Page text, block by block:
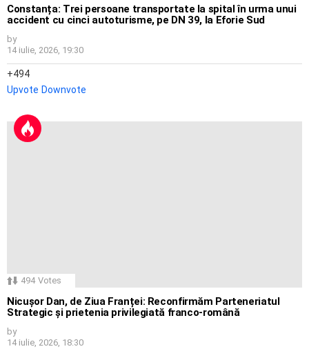
Constanța: Trei persoane transportate la spital în urma unui
accident cu cinci autoturisme, pe DN 39, la Eforie Sud
by
14 iulie, 2026, 19:30
494
Upvote Downvote
494 Votes
Nicușor Dan, de Ziua Franței: Reconfirmăm Parteneriatul
Strategic și prietenia privilegiată franco-română
by
14 iulie, 2026, 18:30